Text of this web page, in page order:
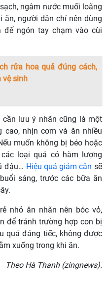
ngâm nước muối loãng
ăn, người dân chỉ nên dùng
để ngón tay chạm vào cùi
rửa hoa quả đúng cách,
vệ sinh
lưu ý nhãn cũng là một
nhịn cơm và ăn nhiều
muốn không bị béo hoặc
loại quả có hàm lượng
đậu… Hiệu quả giảm cân sẽ
sáng, trước các bữa ăn
nhỏ ăn nhãn nên bóc vỏ,
để tránh trường hợp con bị
quả đáng tiếc, không được
xuống trong khi ăn.
Theo Hà Thanh (zingnews).